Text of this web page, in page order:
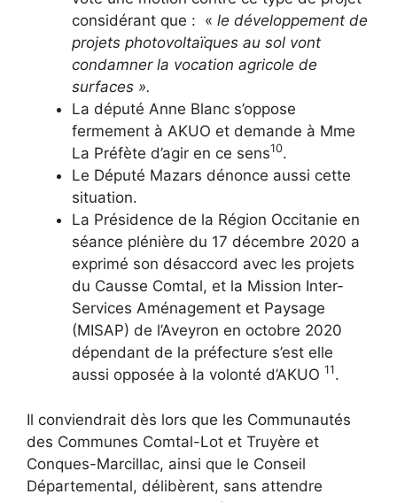
considérant que : « le développement de
projets photovoltaïques au sol vont
condamner la vocation agricole de
surfaces ».
La député Anne Blanc s’oppose
fermement à AKUO et demande à Mme
La Préfète d’agir en ce sens10.
Le Député Mazars dénonce aussi cette
situation.
La Présidence de la Région Occitanie en
séance plénière du 17 décembre 2020 a
exprimé son désaccord avec les projets
du Causse Comtal, et la Mission Inter-
Services Aménagement et Paysage
(MISAP) de l’Aveyron en octobre 2020
dépendant de la préfecture s’est elle
aussi opposée à la volonté d’AKUO 11.
Il conviendrait dès lors que les Communautés
des Communes Comtal-Lot et Truyère et
Conques-Marcillac, ainsi que le Conseil
Départemental, délibèrent, sans attendre